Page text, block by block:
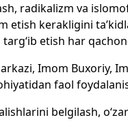
radikalizm va
kerakligini
etish har
Imom Buxoriy,
faol
belgilash,